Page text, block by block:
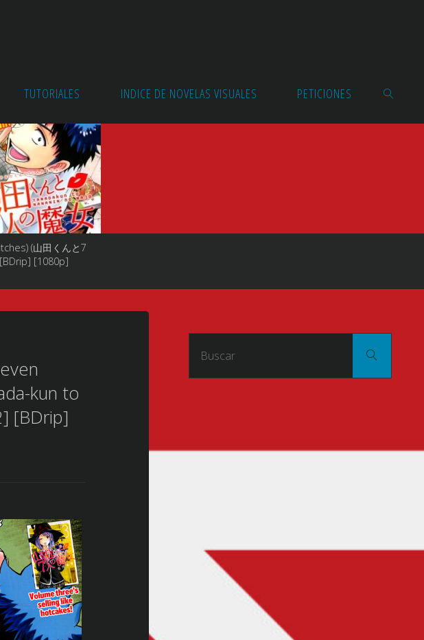
TUTORIALES INDICE DE NOVELAS VISUALES PETICIONES
(山田くんと7
[1080p]
kun to
[BDrip]
Buscar